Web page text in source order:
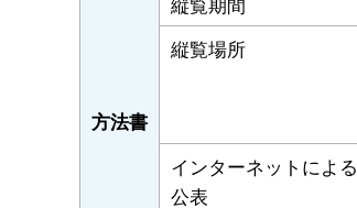
方法書
縦覧場所
インターネットによる
公表